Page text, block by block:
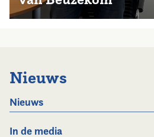
Nieuws
Nieuws
In de media